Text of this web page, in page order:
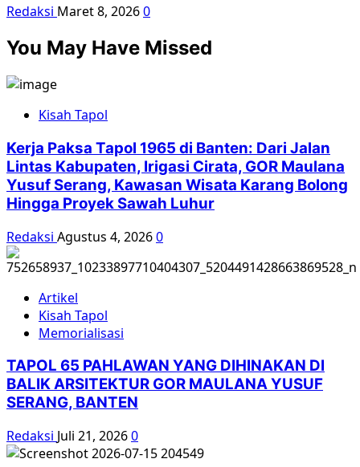
Redaksi Maret 8, 20260
You May Have Missed
Kisah Tapol
Kerja Paksa Tapol 1965 di Banten: Dari Jalan
Lintas Kabupaten, Irigasi Cirata, GOR Maulana
Yusuf Serang, Kawasan Wisata Karang Bolong
Hingga Proyek Sawah Luhur
Redaksi Agustus 4, 20260
Artikel
Kisah Tapol
Memorialisasi
TAPOL 65 PAHLAWAN YANG DIHINAKAN DI
BALIK ARSITEKTUR GOR MAULANA YUSUF
SERANG, BANTEN
Redaksi Juli 21, 20260